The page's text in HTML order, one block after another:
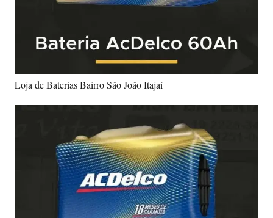
Loja de Baterias Bairro São João Itajaí